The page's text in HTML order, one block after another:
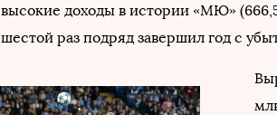
высокие доходы в истории «МЮ»
шестой раз подряд завершил год с